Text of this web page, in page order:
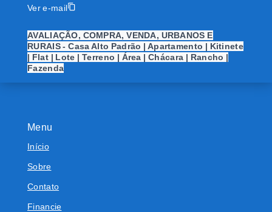
Menu
Início
Sobre
Contato
Financie
Ver e-mail
AVALIAÇÃO, COMPRA, VENDA, URBANOS E
RURAIS - Casa Alto Padrão | Apartamento | Kitinete
| Flat | Lote | Terreno | Área | Chácara | Rancho |
Fazenda